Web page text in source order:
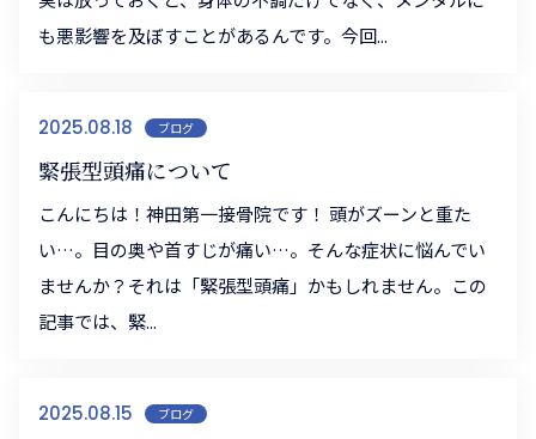
も悪影響を及ぼすことがあるんです。今回...
2025.08.18 ブログ
緊張型頭痛について
こんにちは！神田第一接骨院です！ 頭がズーンと重た
い…。目の奥や首すじが痛い…。そんな症状に悩んでい
ませんか？それは「緊張型頭痛」かもしれません。この
記事では、緊...
2025.08.15 ブログ